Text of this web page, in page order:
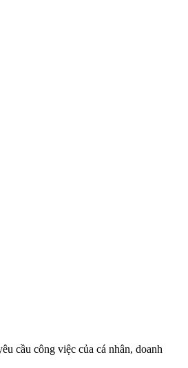
cầu công việc của cá nhân, doanh